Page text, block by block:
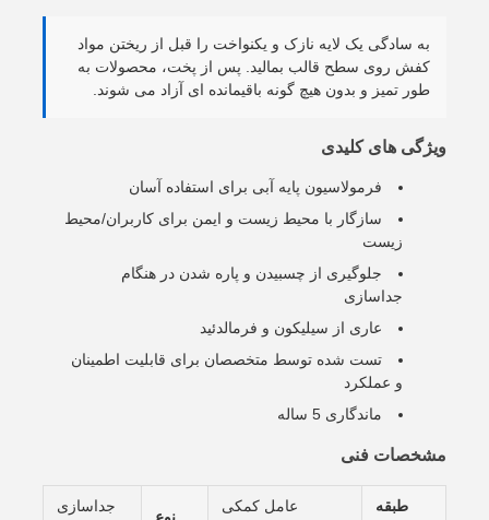
به سادگی یک لایه نازک و یکنواخت را قبل از ریختن مواد
کفش روی سطح قالب بمالید. پس از پخت، محصولات به
طور تمیز و بدون هیچ گونه باقیمانده ای آزاد می شوند.
ویژگی های کلیدی
فرمولاسیون پایه آبی برای استفاده آسان
سازگار با محیط زیست و ایمن برای کاربران/محیط
زیست
جلوگیری از چسبیدن و پاره شدن در هنگام
جداسازی
عاری از سیلیکون و فرمالدئید
تست شده توسط متخصصان برای قابلیت اطمینان
و عملکرد
ماندگاری 5 ساله
مشخصات فنی
طبقه عامل کمکی جداسازی